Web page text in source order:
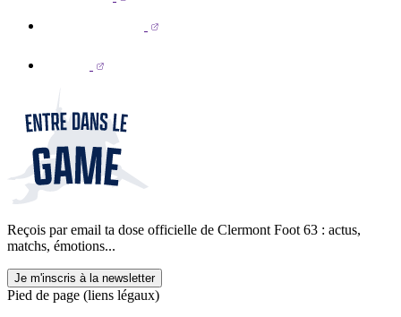
Reçois par email ta dose officielle de Clermont Foot 63 : actus,
matchs, émotions...
Je m'inscris à la newsletter
Pied de page (liens légaux)